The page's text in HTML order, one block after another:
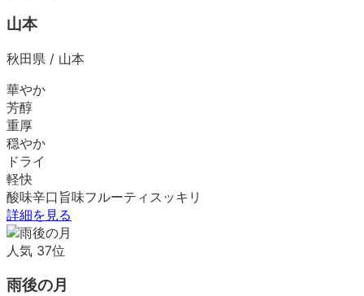
山本
秋田県 / 山本
華やか
芳醇
重厚
穏やか
ドライ
軽快
酸味辛口 旨味フルーティ スッキリ
詳細を見る
人気 37位
雨後の月